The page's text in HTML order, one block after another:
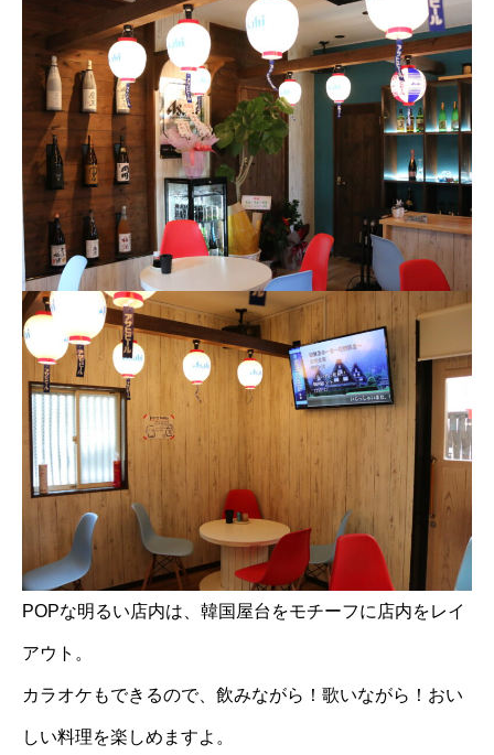
POPな明るい店内は、韓国屋台をモチーフに店内をレイ
アウト。
カラオケもできるので、飲みながら！歌いながら！おい
しい料理を楽しめますよ。